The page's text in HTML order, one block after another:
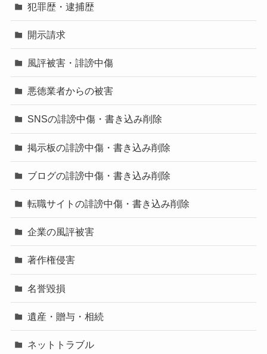
犯罪歴・逮捕歴
開示請求
風評被害・誹謗中傷
悪徳業者からの被害
SNSの誹謗中傷・書き込み削除
掲示板の誹謗中傷・書き込み削除
ブログの誹謗中傷・書き込み削除
転職サイトの誹謗中傷・書き込み削除
企業の風評被害
著作権侵害
名誉毀損
遺産・贈与・相続
ネットトラブル